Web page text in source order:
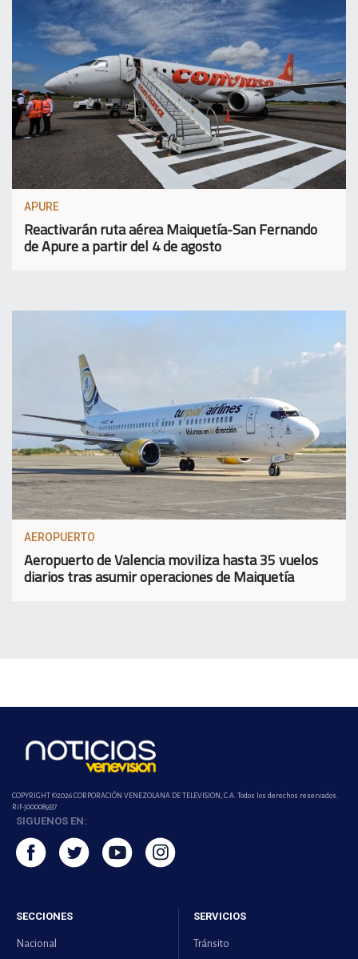
APURE
Reactivarán ruta aérea Maiquetía-San Fernando
de Apure a partir del 4 de agosto
AEROPUERTO
Aeropuerto de Valencia moviliza hasta 35 vuelos
diarios tras asumir operaciones de Maiquetía
COPYRIGHT ©2026 CORPORACIÓN VENEZOLANA DE TELEVISION, C.A. Todos los derechos reservados.
Rif-j000089337
SIGUENOS EN:
SECCIONES
Nacional
SERVICIOS
Tránsito